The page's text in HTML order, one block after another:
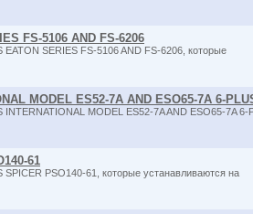
FS-5106 AND FS-6206
SERIES FS-5106 AND FS-6206, которые
MODEL ES52-7A AND ESO65-7A 6-
MODEL ES52-7A AND ESO65-7A 6-
61
PSO140-61, которые устанавливаются на